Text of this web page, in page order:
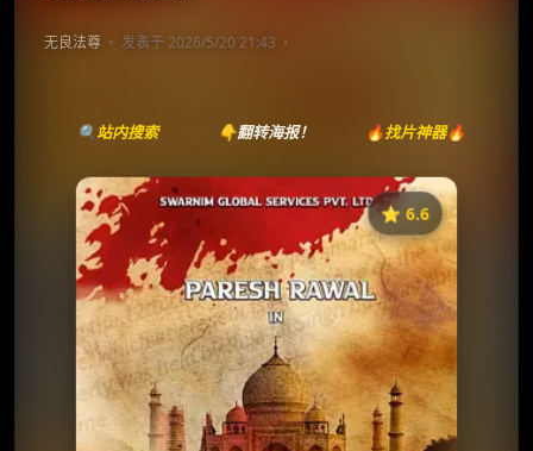
无良法尊 发表于 2026/5/20 21:43
🔍站内搜索 👇翻转海报！ 🔥找片神器🔥
⭐️ 6.6
《The Taj Story》
⭐
收藏
⭐️ 评分：6.6 | 🎬 2025年
夸克网盘
百度网盘